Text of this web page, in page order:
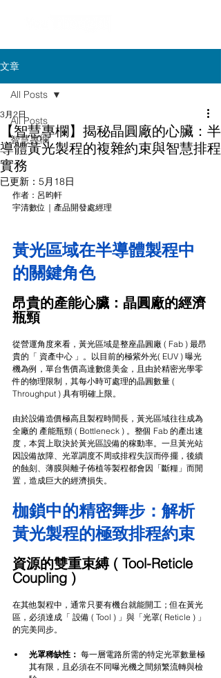
文章
All Posts
智慧專欄
All Posts
【智慧專欄】揭秘晶圓廠的心臟：半
導體黃光製程的複雜約束與智慧排程
實務
3月2日
已更新： 5月18日
作者：呂昀軒
宇清數位｜產品開發處經理
黃光區域在半導體製程中
的關鍵角色
昂貴的產能心臟：晶圓廠的經濟
瓶頸
從營運角度來看，黃光區域是整座晶圓廠 ( Fab ) 最昂
貴的「 資產中心 」。以目前的極紫外光( EUV ) 曝光
機為例，單台售價高達數億美金，且由於精密光學零
件的物理限制，其每小時可處理的晶圓數量 (
Throughput ) 具有明確上限。
由於設備造價極高且製程時間長，黃光區域往往成為
全廠的 產能瓶頸 ( Bottleneck ) 。整個 Fab 的產出速
度，本質上取決於黃光區設備的稼動率。一旦黃光站
因設備故障、光罩調度不周或排程失誤而停擺，後續
的蝕刻、薄膜與離子佈植等製程都會因「斷糧」而閒
置，造成巨大的經濟損失。
枷鎖中的精密舞步：解析
黃光製程的極致排程約束
資源的雙重束縛 ( Tool-Reticle
Coupling )
在其他製程中，通常只要有機台就能開工；但在黃光
區，必須達成「 設備 ( Tool ) 」與「光罩( Reticle ) 」
的完美同步。
光罩稀缺性： 每一層電路所需的特定光罩數量極
其有限，且必須在不同曝光機之間頻繁流轉與檢